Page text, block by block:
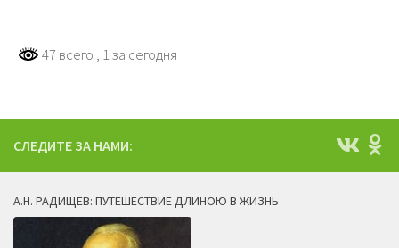
47 всего , 1 за сегодня
СЛЕДИТЕ ЗА НАМИ:
А.Н. РАДИЩЕВ: ПУТЕШЕСТВИЕ ДЛИНОЮ В ЖИЗНЬ